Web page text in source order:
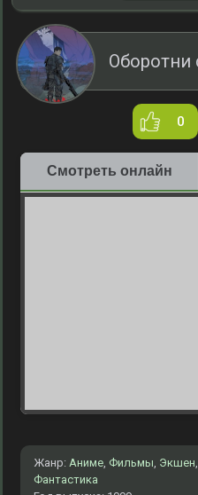
Оборотни
0
Смотреть онлайн
Жанр: Аниме, Фильмы, Экшен,
Фантастика